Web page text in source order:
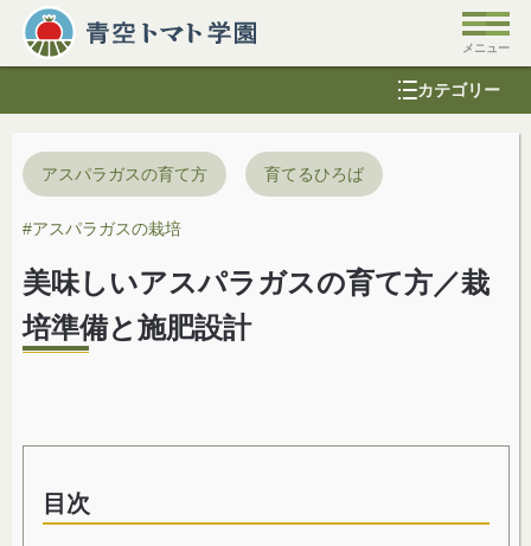
カテゴリー
アスパラガスの育て方 育てるひろば
#アスパラガスの栽培
美味しいアスパラガスの育て方／栽
培準備と施肥設計
目次